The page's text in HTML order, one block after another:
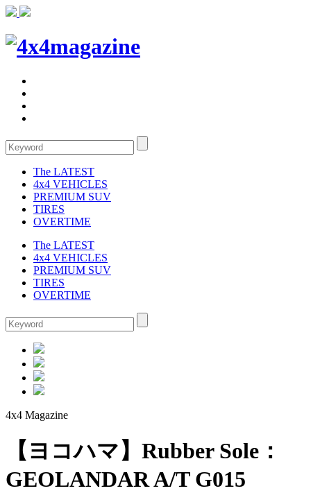
The LATEST
4x4 VEHICLES
PREMIUM SUV
TIRES
OVERTIME
The LATEST
4x4 VEHICLES
PREMIUM SUV
TIRES
OVERTIME
4x4 Magazine
【ヨコハマ】Rubber Sole：
GEOLANDAR A/T G015